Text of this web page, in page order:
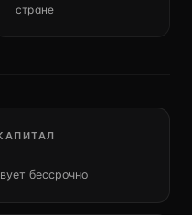
стране
бессрочно